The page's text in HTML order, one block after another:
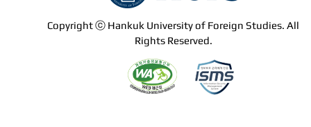
Copyright ⓒ Hankuk University of Foreign Studies. All
Rights Reserved.